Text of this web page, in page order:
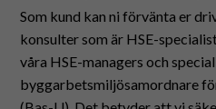
Som kund kan ni förvänta er
konsulter som är HSE-
våra HSE-managers och
byggarbetsmiljösamordnare